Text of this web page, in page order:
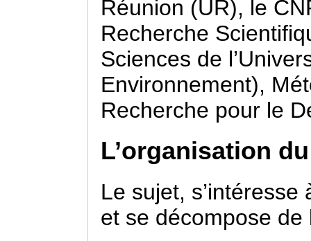
Réunion (UR), le
Recherche
Sciences de
Environnement),
Recherche pour le
L’organisation
Le sujet,
et se décompose